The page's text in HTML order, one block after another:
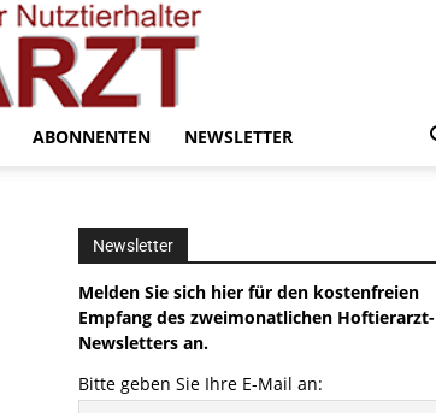
ABONNENTEN NEWSLETTER
Newsletter
Melden Sie sich hier für den kostenfreien
Empfang des zweimonatlichen Hoftierarzt-
Newsletters an.
Bitte geben Sie Ihre E-Mail an: